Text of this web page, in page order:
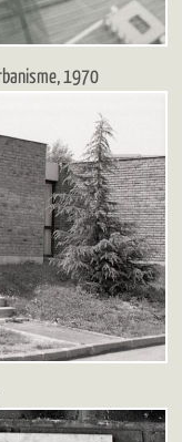
1970